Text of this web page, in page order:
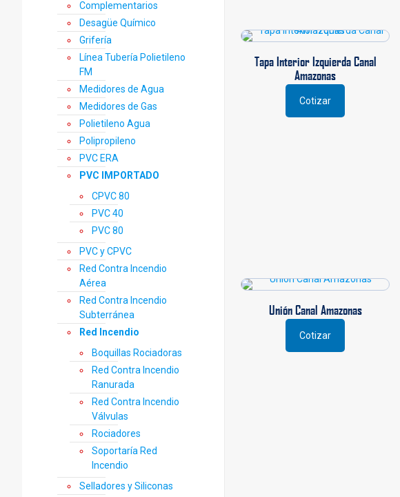
Tapa Interior Izquierda Canal
Amazonas
Cotizar
Unión Canal Amazonas
Cotizar
Complementarios
Desagüe Químico
Grifería
Línea Tubería Polietileno
FM
Medidores de Agua
Medidores de Gas
Polietileno Agua
Polipropileno
PVC ERA
PVC IMPORTADO
CPVC 80
PVC 40
PVC 80
PVC y CPVC
Red Contra Incendio
Aérea
Red Contra Incendio
Subterránea
Red Incendio
Boquillas Rociadoras
Red Contra Incendio
Ranurada
Red Contra Incendio
Válvulas
Rociadores
Soportaría Red
Incendio
Selladores y Siliconas